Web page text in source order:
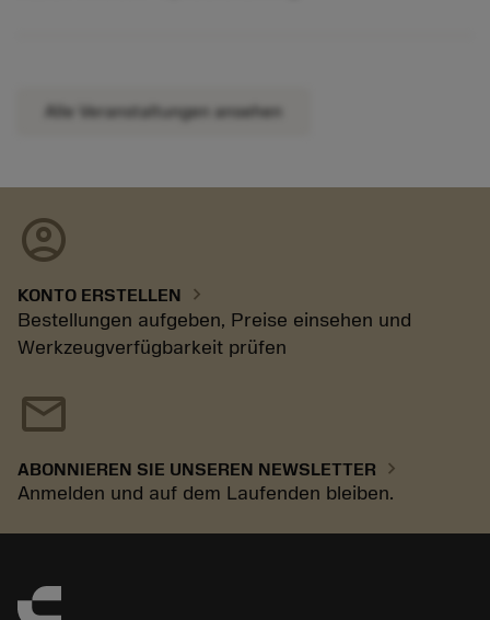
Alle Veranstaltungen ansehen
account_circle
KONTO ERSTELLEN chevron_right
Bestellungen aufgeben, Preise einsehen und
Werkzeugverfügbarkeit prüfen
mail
ABONNIEREN SIE UNSEREN NEWSLETTER chevron_right
Anmelden und auf dem Laufenden bleiben.